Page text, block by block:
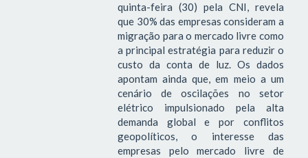
quinta-feira (30) pela CNI, revela
que 30% das empresas consideram a
migração para o mercado livre como
a principal estratégia para reduzir o
custo da conta de luz. Os dados
apontam ainda que, em meio a um
cenário de oscilações no setor
elétrico impulsionado pela alta
demanda global e por conflitos
geopolíticos, o interesse das
empresas pelo mercado livre de